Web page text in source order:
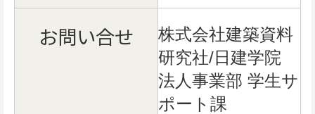
お問い合せ
株式会社建築資料
研究社/日建学院
法人事業部 学生サ
ポート課